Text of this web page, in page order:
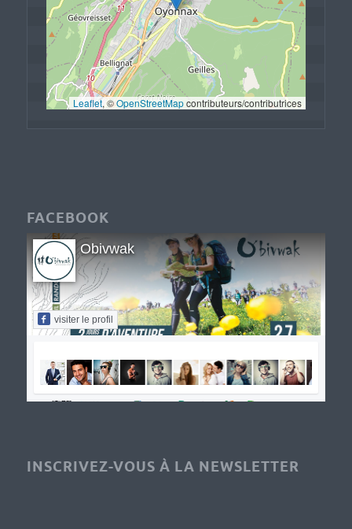
Leaflet, © OpenStreetMap contributeurs/contributrices
FACEBOOK
Obivwak
visiter le profil
INSCRIVEZ-VOUS À LA NEWSLETTER